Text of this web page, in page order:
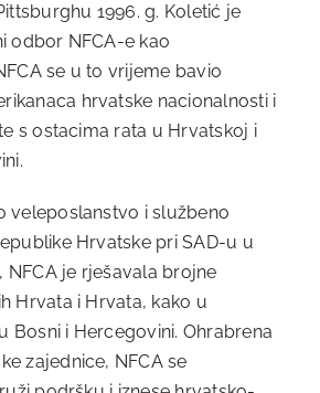
1996. g. Koletić je
odbor NFCA-e kao
se u to vrijeme bavio
hrvatske nacionalnosti i
s ostacima rata u Hrvatskoj i
veleposlanstvo i službeno
Hrvatske pri SAD-u u
NFCA je rješavala brojne
Hrvata i Hrvata, kako u
Bosni i Hercegovini. Ohrabrena
zajednice, NFCA se